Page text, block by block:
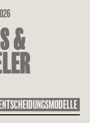
&
ENTSCHEIDUNGSMODELLE